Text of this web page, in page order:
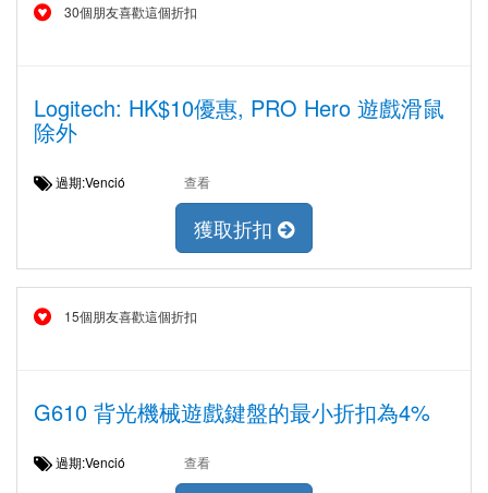
30個朋友喜歡這個折扣
Logitech: HK$10優惠, PRO Hero 遊戲滑鼠
除外
過期:Venció 查看
獲取折扣
15個朋友喜歡這個折扣
G610 背光機械遊戲鍵盤的最小折扣為4%
過期:Venció 查看